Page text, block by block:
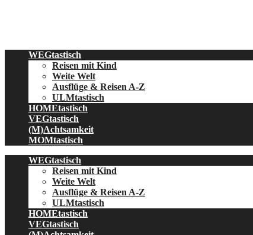
WEGtastisch
Reisen mit Kind
Weite Welt
Ausflüge & Reisen A-Z
ULMtastisch
HOMEtastisch
VEGtastisch
(M)Achtsamkeit
MOMtastisch
WEGtastisch
Reisen mit Kind
Weite Welt
Ausflüge & Reisen A-Z
ULMtastisch
HOMEtastisch
VEGtastisch